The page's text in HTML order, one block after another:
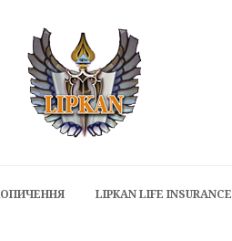
LIPKAN LIFE INSURANCE